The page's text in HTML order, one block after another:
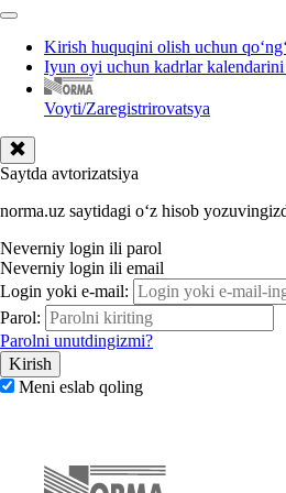
Kirish huquqini olish uchun
Iyun oyi uchun kadrlar
Voyti/Zaregistrirovatsya
Saytda avtorizatsiya
norma.uz saytidagi oʻz hisob
Neverniy login ili parol
Neverniy login ili email
Login yoki e-mail:
Parol:
Parolni unutdingizmi?
Meni eslab qoling